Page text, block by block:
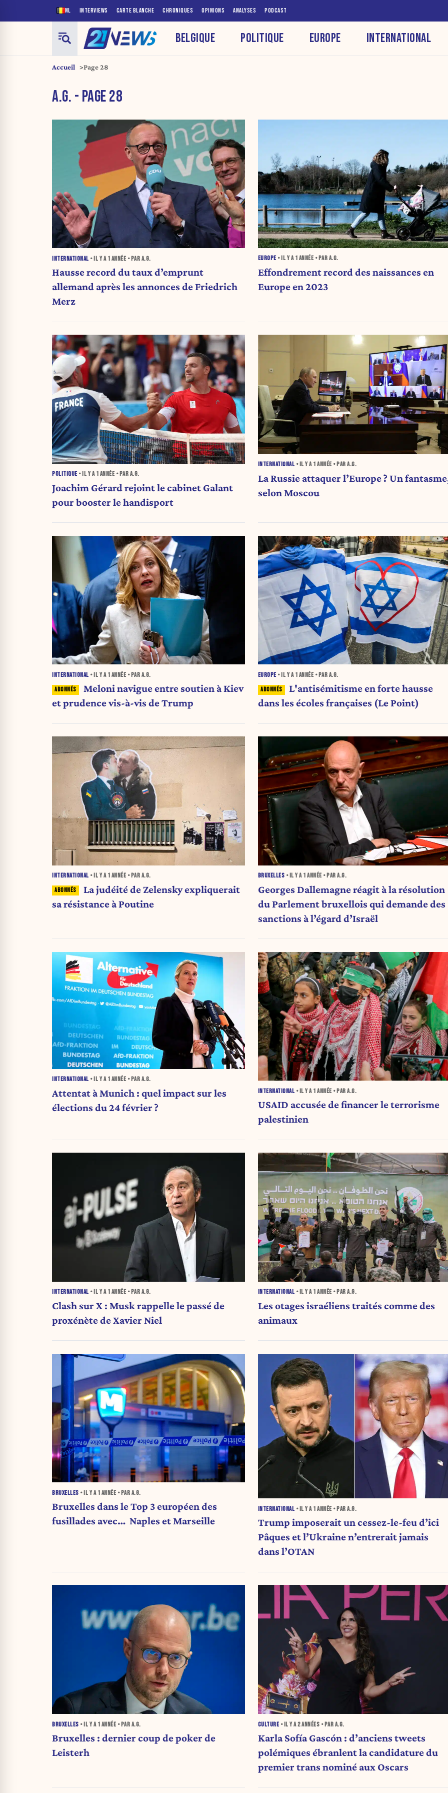
NL INTERVIEWS CARTE BLANCHE CHRONIQUES OPINIONS ANALYSES PODCAST
BELGIQUE POLITIQUE EUROPE INTERNATIONAL
Accueil Page 28
A.G. - PAGE 28
INTERNATIONAL • IL Y A 1 ANNÉE • PAR A.G.
Hausse record du taux d’emprunt
allemand après les annonces de Friedrich
Merz
EUROPE • IL Y A 1 ANNÉE • PAR A.G.
Effondrement record des naissances en
Europe en 2023
POLITIQUE • IL Y A 1 ANNÉE • PAR A.G.
Joachim Gérard rejoint le cabinet Galant
pour booster le handisport
INTERNATIONAL • IL Y A 1 ANNÉE • PAR A.G.
La Russie attaquer l’Europe ? Un
selon Moscou
INTERNATIONAL • IL Y A 1 ANNÉE • PAR A.G.
Meloni navigue entre soutien à Kiev
et prudence vis-à-vis de Trump
EUROPE • IL Y A 1 ANNÉE • PAR A.G.
L'antisémitisme en forte hausse
dans les écoles françaises (Le Point)
INTERNATIONAL • IL Y A 1 ANNÉE • PAR A.G.
La judéité de Zelensky expliquerait
sa résistance à Poutine
BRUXELLES • IL Y A 1 ANNÉE • PAR A.G.
Georges Dallemagne réagit à la résolution
du Parlement bruxellois qui demande des
sanctions à l’égard d’Israël
INTERNATIONAL • IL Y A 1 ANNÉE • PAR A.G.
Attentat à Munich : quel impact sur les
élections du 24 février ?
INTERNATIONAL • IL Y A 1 ANNÉE • PAR A.G.
USAID accusée de financer le terrorisme
palestinien
INTERNATIONAL • IL Y A 1 ANNÉE • PAR A.G.
Clash sur X : Musk rappelle le passé de
proxénète de Xavier Niel
INTERNATIONAL • IL Y A 1 ANNÉE • PAR A.G.
Les otages israéliens traités comme des
animaux
BRUXELLES • IL Y A 1 ANNÉE • PAR A.G.
Bruxelles dans le Top 3 européen des
fusillades avec… Naples et Marseille
INTERNATIONAL • IL Y A 1 ANNÉE • PAR A.G.
Trump imposerait un cessez-le-feu d’ici
Pâques et l’Ukraine n’entrerait jamais
dans l’OTAN
BRUXELLES • IL Y A 1 ANNÉE • PAR A.G.
Bruxelles : dernier coup de poker de
Leisterh
CULTURE • IL Y A2 ANNÉES • PAR A.G.
Karla Sofía Gascón : d’anciens tweets
polémiques ébranlent la candidature du
premier trans nominé aux Oscars